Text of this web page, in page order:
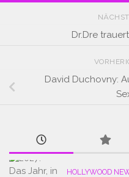
Dr.Dre
David Duchovny:
HOLLYWOOD